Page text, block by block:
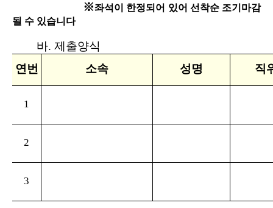
※좌석이 한정되어 있어 선착순 조기마감
될 수 있습니다
바. 제출양식
연번
소속 성명 직
1
2
3